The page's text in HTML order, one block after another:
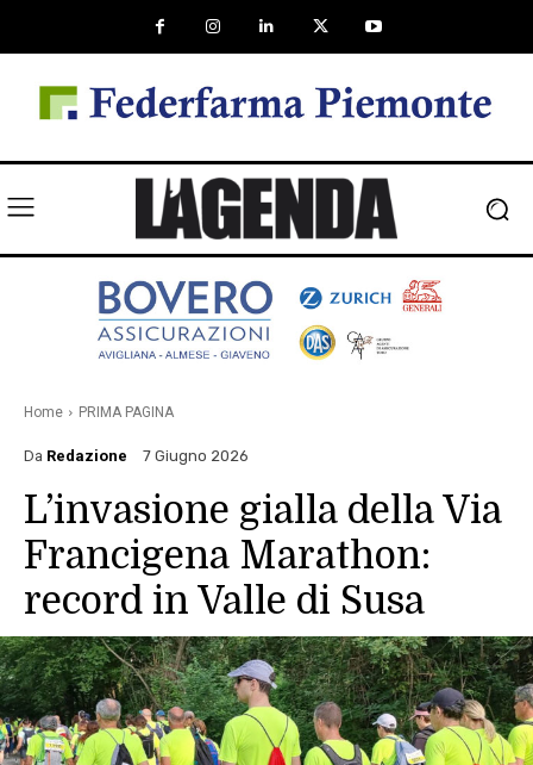
Home PRIMA PAGINA
Da Redazione 7 Giugno 2026
L’invasione gialla della Via
Francigena Marathon:
record in Valle di Susa